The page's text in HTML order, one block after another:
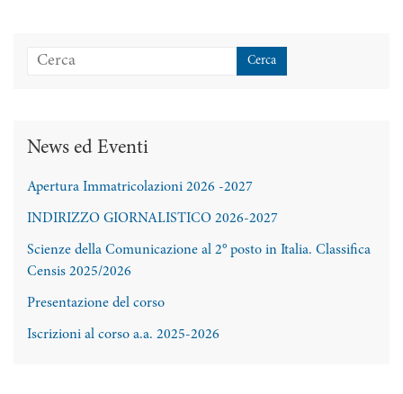
News ed Eventi
Apertura Immatricolazioni 2026 -2027
INDIRIZZO GIORNALISTICO 2026-2027
Scienze della Comunicazione al 2° posto in Italia. Classifica
Censis 2025/2026
Presentazione del corso
Iscrizioni al corso a.a. 2025-2026